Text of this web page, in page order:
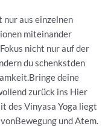
nur aus einzelnen
miteinander
nicht nur auf der
du schenkstden
deine
zurück ins Hier
des Vinyasa Yoga liegt
und Atem.